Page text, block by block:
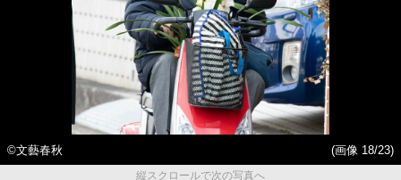
©️文藝春秋
(画像 18/23)
縦スクロールで次の写真へ